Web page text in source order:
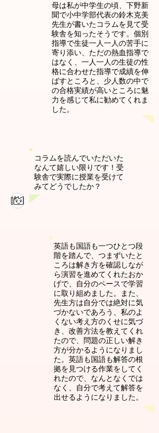
母は私が中学生の頃、下野新
聞で小中学部代表の鈴木克美
先生が書いたコラムを見て受
験舎を知ったそうです。個別
指導で生徒一人一人の苦手に
寄り添い、ただの熱血指導で
はなく、一人一人の生徒の性
格に合わせた指導で成績を伸
ばすところと、少人数の中で
の合格実績が高いところに魅
力を感じて私に勧めてくれま
した。
コラムを読んでいただいた
なんて嬉しい限りです！受
験舎で実際に授業を受けて
みてどうでしたか？
英語も国語も一つひとつ段
階を踏んで、つまずいたと
ころは解き方を確認しなが
ら演習を進めてくれたおか
げで、自分のペースで学習
に取り組めました。また、
先生方は自分では絶対に気
づかないであろう、私のよ
くない考え方のくせに気づ
き、改善方法を教えてくれ
たので、問題の正しい解き
方が分かるようになりまし
た。英語も国語も解答の根
拠を見つける作業をしてく
れたので、なんとなくでは
なく、自分で考えて解答を
出せるようになりました。